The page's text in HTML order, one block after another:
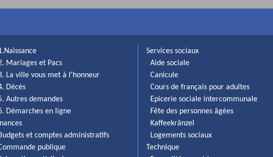
Mariages et Pacs
La ville vous met à l'honneur
Décès
Autres demandes
Démarches en ligne
et comptes administratifs
publique
Services sociaux
Aide sociale
Canicule
Cours de français pour adultes
Epicerie sociale intercommunale
Fête des personnes âgées
Kaffeekränzel
Logements sociaux
Technique